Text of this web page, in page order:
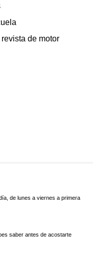
revista de motor
de lunes a viernes a primera
saber antes de acostarte